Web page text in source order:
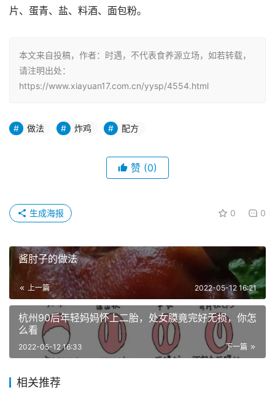
片、蛋青、盐、料酒、面包粉。
本文来自投稿，作者：时遇，不代表食养源立场，如若转载，
请注明出处：
https://www.xiayuan17.com.cn/yysp/4554.html
做法 炸鸡 配方
赞 (0)
0 0
生成海报
酱肘子的做法
上一篇 2022-05-12 16:21
杭州90后年轻妈妈怀上二胎，处女膜竟完好无损，你怎
么看
下一篇
2022-05-12 16:33
相关推荐